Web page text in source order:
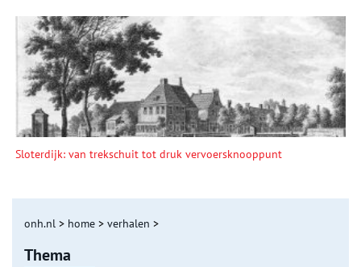
Sloterdijk: van trekschuit tot druk vervoersknooppunt
onh.nl > home > verhalen >
Thema